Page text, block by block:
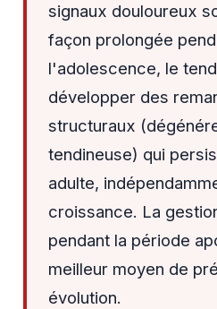
signaux douloureux
façon prolongée
l'adolescence, le
développer des
structuraux
tendineuse) qui
adulte,
croissance. La
pendant la période
meilleur moyen de
évolution.